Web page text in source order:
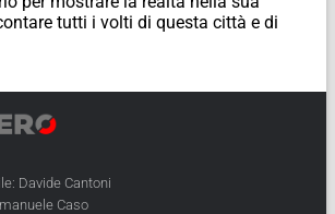
tutti i volti di questa città e di
Davide Cantoni
Caso